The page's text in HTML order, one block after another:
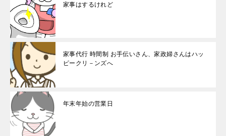
家事はするけれど
家事代行 時間制 お手伝いさん、家政婦さんはハッ
ピークリ－ンズへ
年末年始の営業日